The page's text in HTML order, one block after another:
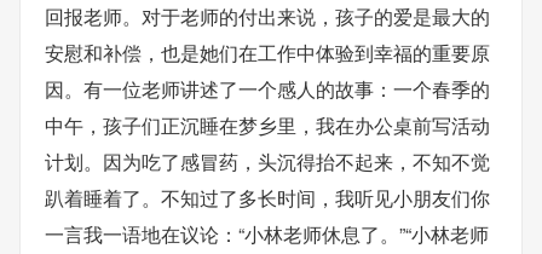
回报老师。对于老师的付出来说，孩子的爱是最大的
安慰和补偿，也是她们在工作中体验到幸福的重要原
因。有一位老师讲述了一个感人的故事：一个春季的
中午，孩子们正沉睡在梦乡里，我在办公桌前写活动
计划。因为吃了感冒药，头沉得抬不起来，不知不觉
趴着睡着了。不知过了多长时间，我听见小朋友们你
一言我一语地在议论：“小林老师休息了。”“小林老师